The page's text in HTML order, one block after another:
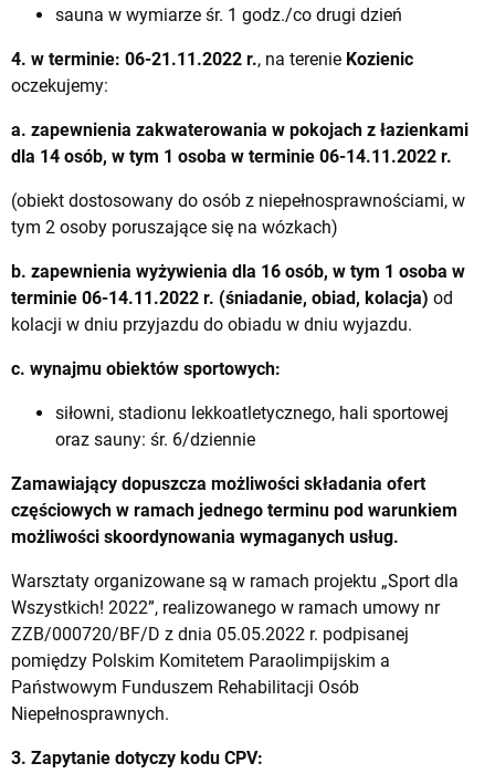
sauna w wymiarze śr. 1 godz./co drugi dzień
4. w terminie: 06-21.11.2022 r., na terenie Kozienic
oczekujemy:
a. zapewnienia zakwaterowania w pokojach z łazienkami
dla 14 osób, w tym 1 osoba w terminie 06-14.11.2022 r.
(obiekt dostosowany do osób z niepełnosprawnościami, w
tym 2 osoby poruszające się na wózkach)
b. zapewnienia wyżywienia dla 16 osób, w tym 1 osoba w
terminie 06-14.11.2022 r. (śniadanie, obiad, kolacja) od
kolacji w dniu przyjazdu do obiadu w dniu wyjazdu.
c. wynajmu obiektów sportowych:
siłowni, stadionu lekkoatletycznego, hali sportowej
oraz sauny: śr. 6/dziennie
Zamawiający dopuszcza możliwości składania ofert
częściowych w ramach jednego terminu pod warunkiem
możliwości skoordynowania wymaganych usług.
Warsztaty organizowane są w ramach projektu „Sport dla
Wszystkich! 2022”, realizowanego w ramach umowy nr
ZZB/000720/BF/D z dnia 05.05.2022 r. podpisanej
pomiędzy Polskim Komitetem Paraolimpijskim a
Państwowym Funduszem Rehabilitacji Osób
Niepełnosprawnych.
3. Zapytanie dotyczy kodu CPV: